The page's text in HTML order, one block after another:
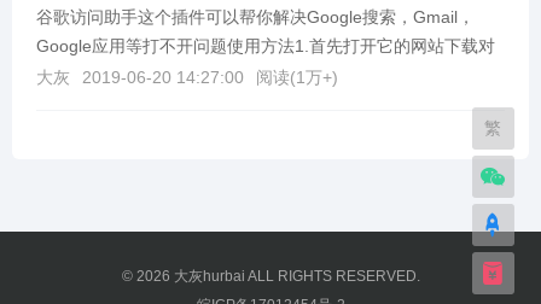
谷歌访问助手这个插件可以帮你解决Google搜索，Gmail，
Google应用等打不开问题使用方法1.首先打开它的网站下载对
应浏览器需要的谷歌访问助手的压缩包，...
大灰 2019-06-20 14:27:00 阅读(1万+)
© 2026 大灰hurbai ALL RIGHTS RESERVED.
繁